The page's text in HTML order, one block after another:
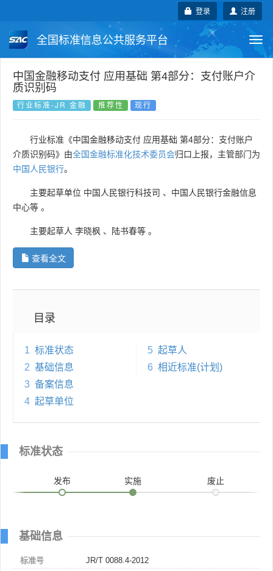
注册
登录
全国标准信息公共服务平台
国家标准 行业标准 地方标准
团体标准 企业标准
国外标准 技术委员会
中国金融移动支付 应用基础 第4部分：支付账户介
质识别码
行业标准-JR 金融 推荐性 现行
行业标准《中国金融移动支付 应用基础 第4部分：支付账户
介质识别码》由全国金融标准化技术委员会归口上报，主管部门为
中国人民银行。
主要起草单位 中国人民银行科技司 、 中国人民银行金融信息
中心等 。
主要起草人 李晓枫 、 陆书春等 。
查看全文
目录
1 标准状态
2 基础信息
3 备案信息
4 起草单位
5 起草人
6 相近标准(计划)
标准状态
发布 实施 废止
基础信息
标准号
JR/T 0088.4-2012